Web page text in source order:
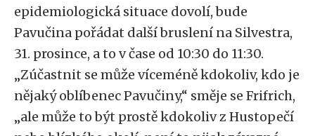
epidemiologická situace dovolí, bude
Pavučina pořádat další bruslení na Silvestra,
31. prosince, a to v čase od 10:30 do 11:30.
„Zúčastnit se může víceméně kdokoliv, kdo je
nějaký oblíbenec Pavučiny,“ směje se Frifrich,
„ale může to být prostě kdokoliv z Hustopečí